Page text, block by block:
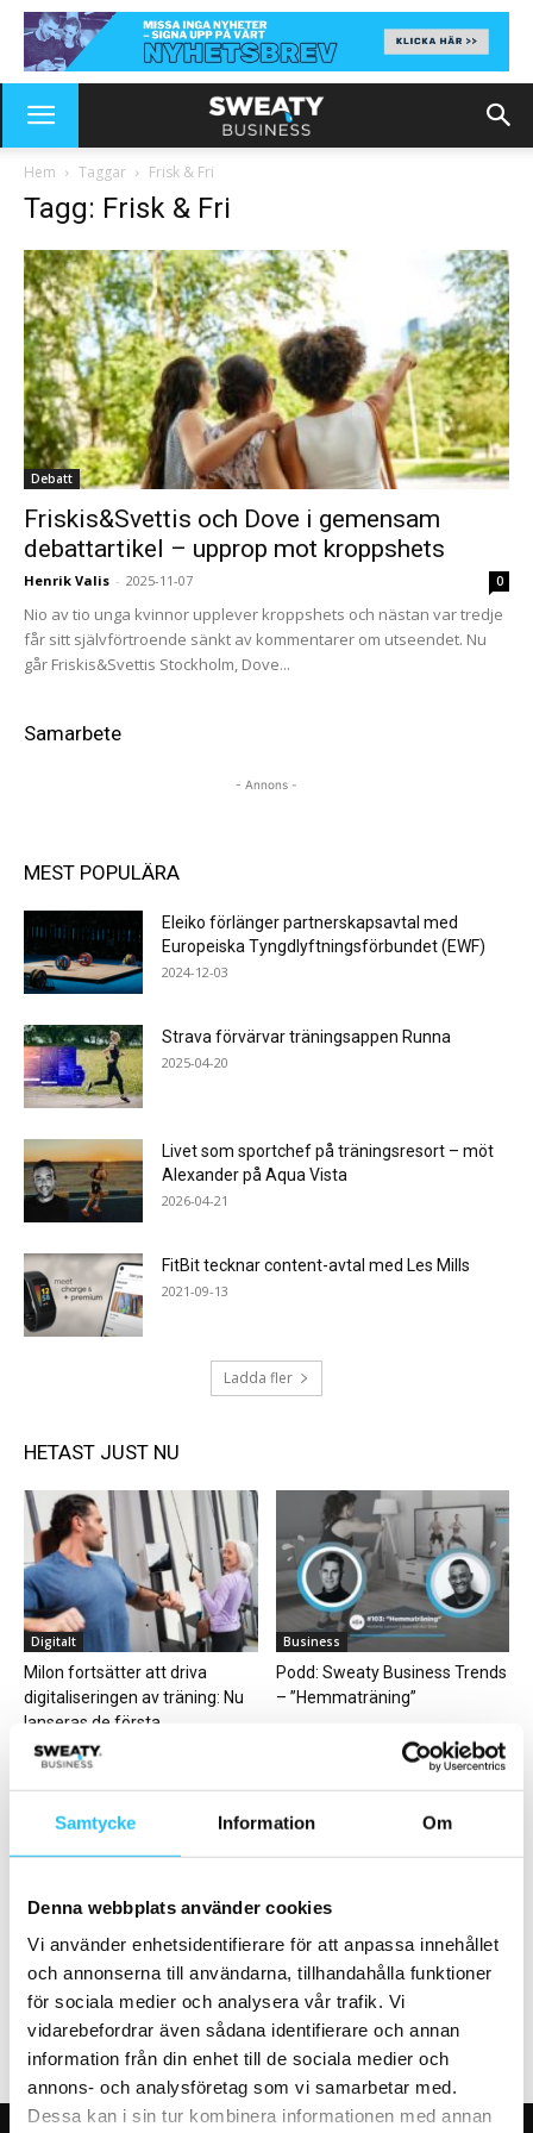
Samtycke Information Om
Denna webbplats använder cookies
Vi använder enhetsidentifierare för att anpassa innehållet
och annonserna till användarna, tillhandahålla funktioner
för sociala medier och analysera vår trafik. Vi
vidarebefordrar även sådana identifierare och annan
information från din enhet till de sociala medier och
annons- och analysföretag som vi samarbetar med.
Dessa kan i sin tur kombinera informationen med annan
Hem Taggar Frisk & Fri
Tagg: Frisk & Fri
Debatt
Friskis&Svettis och Dove i gemensam
debattartikel – upprop mot kroppshets
Henrik Valis - 2025-11-07 0
Nio av tio unga kvinnor upplever kroppshets och nästan var tredje
får sitt självförtroende sänkt av kommentarer om utseendet. Nu
går Friskis&Svettis Stockholm, Dove...
Samarbete
- Annons -
MEST POPULÄRA
Eleiko förlänger partnerskapsavtal med
Europeiska Tyngdlyftningsförbundet (EWF)
2024-12-03
Strava förvärvar träningsappen Runna
2025-04-20
Livet som sportchef på träningsresort – möt
Alexander på Aqua Vista
2026-04-21
FitBit tecknar content-avtal med Les Mills
2021-09-13
Ladda fler
HETAST JUST NU
Digitalt
Milon fortsätter att driva
digitaliseringen av träning: Nu
lanseras de första...
Business
Podd: Sweaty Business Trends
– ”Hemmaträning”
”Snabb” musik förbjuds på
gym i Sydkorea
Friskis&Svettis Stockholm
satsar på gratis
sportlovsträning för tonåringar